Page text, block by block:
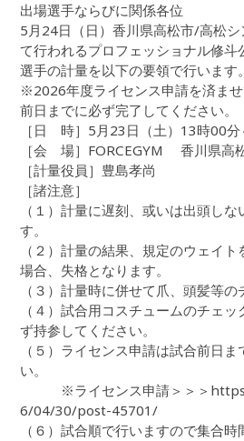
出場選手ならびに関係各位
5月24日（日）香川県高松市/高松
て行われるプロフェッショナル修斗
選手の計量を以下の要領で行います。
※2026年度ライセンス申請を済ま
前日までに必ず完了してください。
［日 時］5月23日（土）13時00
［会 場］FORCEGYM 香川県高
［計量役員］豊島孝尚
［諸注意］
（１）計量に遅刻、或いは出頭し
す。
（２）計量の結果、規定のウェイ
場合、失格となります。
（３）計量時に併せて爪、頭髪等の
（４）試合用コスチュームのチェ
ず持参してください。
（５）ライセンス申請は試合前日
い。
※ライセンス申請＞＞＞
6/04/30/post-45701/
（６）試合順で行いますので集合